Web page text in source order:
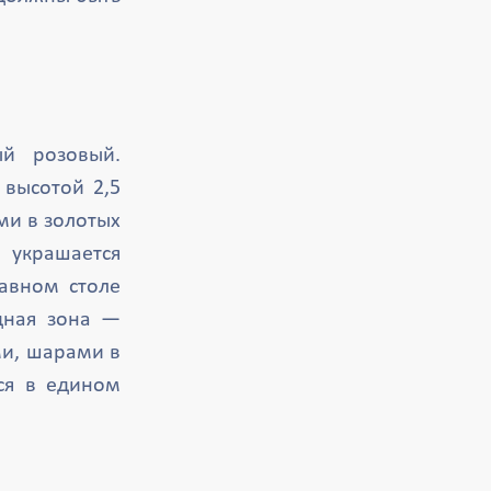
розовый.
2,5
в золотых
столе
зона —
шарами в
в едином